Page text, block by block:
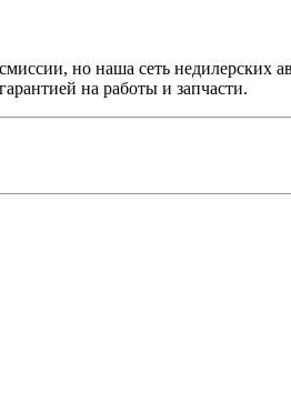
но наша сеть недилерских
на работы и запчасти.